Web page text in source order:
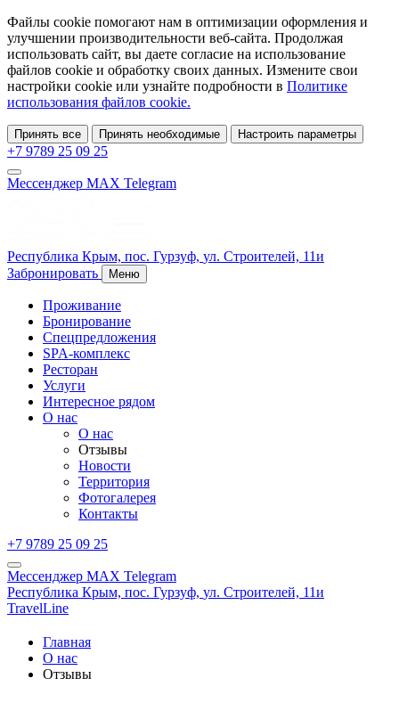
Файлы cookie помогают нам в оптимизации оформления и
улучшении производительности веб-сайта. Продолжая
использовать сайт, вы даете согласие на использование
файлов cookie и обработку своих данных. Измените свои
настройки cookie или узнайте подробности в Политике
использования файлов cookie.
Принять все Принять необходимые Настроить параметры
+7 9789 25 09 25
Мессенджер MAX Telegram
Республика Крым, пос. Гурзуф, ул. Строителей, 11и
Забронировать
Меню
Проживание
Бронирование
Спецпредложения
SPA-комплекс
Ресторан
Услуги
Интересное рядом
О нас
О нас
Отзывы
Новости
Территория
Фотогалерея
Контакты
+7 9789 25 09 25
Мессенджер MAX Telegram
Республика Крым, пос. Гурзуф, ул. Строителей, 11и
TravelLine
Главная
О нас
Отзывы